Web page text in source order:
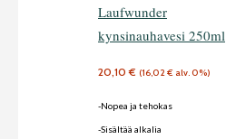
Laufwunder
kynsinauhavesi 250ml
20,10€ (16,02€ alv. 0%)
-Nopea ja tehokas
-Sisältää alkalia